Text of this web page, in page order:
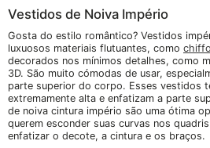
Vestidos de Noiva Império
Gosta do estilo romântico? Vestidos
luxuosos materiais flutuantes, como
decorados nos mínimos detalhes, como
3D. São muito cómodas de usar,
parte superior do corpo. Esses vestidos
extremamente alta e enfatizam a parte
de noiva cintura império são uma ótima
querem esconder suas curvas nos
enfatizar o decote, a cintura e os braços.